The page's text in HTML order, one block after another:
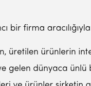
firma aracılığıyla
üretilen ürünlerin
gelen dünyaca ünlü